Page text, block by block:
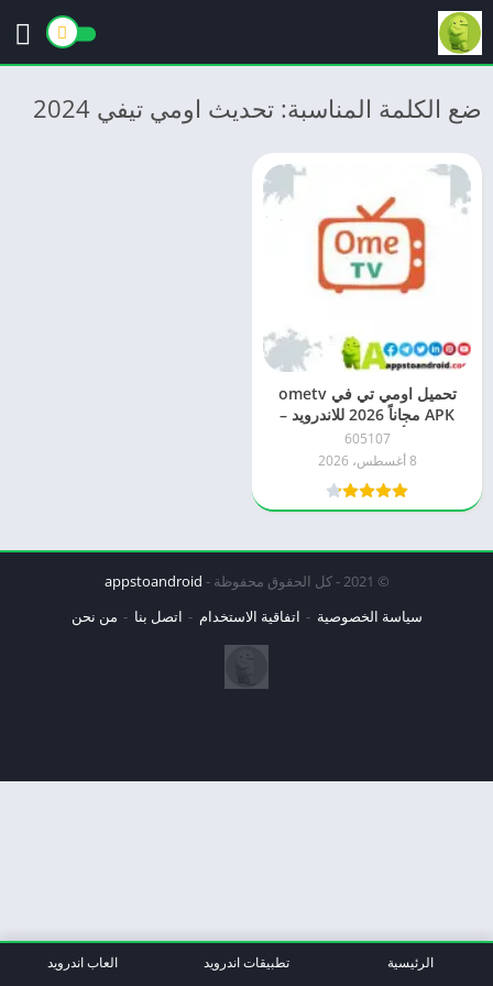
ضع الكلمة المناسبة: تحديث اومي تيفي 2024
تحميل اومي تي في ometv
APK مجاناً 2026 للاندرويد –
أحدث إصدار
605107
8 أغسطس، 2026
© 2021 - كل الحقوق محفوظة -
appstoandroid
سياسة الخصوصية
اتفاقية الاستخدام اتصل بنا من نحن
الرئيسية تطبيقات اندرويد العاب اندرويد